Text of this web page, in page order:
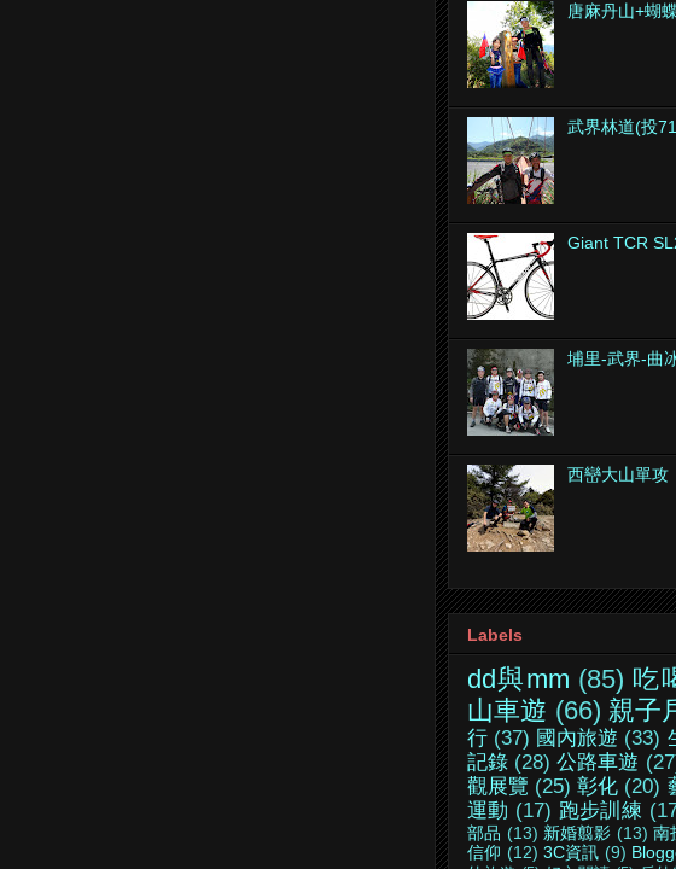
唐麻丹山+蝴
武界林道(投
Giant TCR
埔里-武界-曲
西巒大山單攻
Labels
dd與mm (85) 吃
山車遊 (66) 親子
行 (37) 國內旅遊 (33)
記錄 (28) 公路車遊
觀展覽 (25) 彰化 (20)
運動 (17) 跑步訓練
部品 (13) 新婚翦影 (13) 南
信仰 (12) 3C資訊 (9)